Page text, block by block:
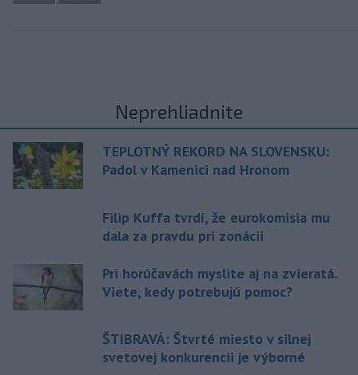
Neprehliadnite
TEPLOTNÝ REKORD NA SLOVENSKU:
Padol v Kamenici nad Hronom
Filip Kuffa tvrdí, že eurokomisia mu
dala za pravdu pri zonácii
Pri horúčavách myslite aj na zvieratá.
Viete, kedy potrebujú pomoc?
ŠTIBRAVÁ: Štvrté miesto v silnej
svetovej konkurencii je výborné